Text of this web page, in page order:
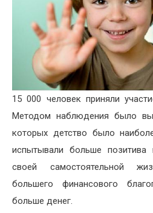
15 000 человек приняли
Методом наблюдения было
которых детство было
испытывали больше
своей самостоятельной
большего финансового
больше денег.